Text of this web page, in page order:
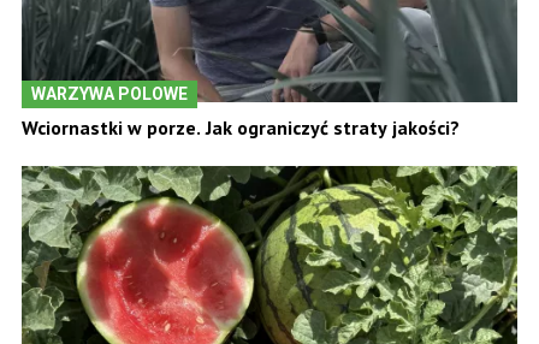
WARZYWA POLOWE
Wciornastki w porze. Jak ograniczyć straty jakości?